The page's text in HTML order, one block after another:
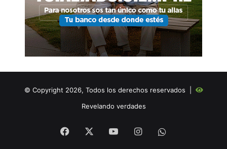
© Copyright 2026, Todos los derechos reservados |
Revelando verdades
Facebook YouTubeInstagram